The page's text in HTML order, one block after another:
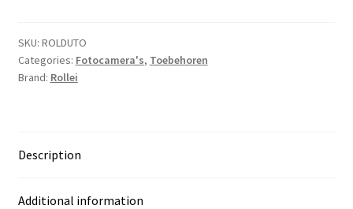
-
1
quantity
SKU: ROLDUTO
Categories: Fotocamera's, Toebehoren
Brand: Rollei
Description
Additional information